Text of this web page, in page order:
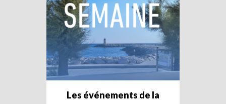
Les événements de la